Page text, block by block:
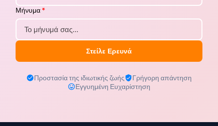
Μήνυμα*
Στείλε Ερευνά
Προστασία της ιδιωτικής ζωής
Γρήγορη απάντηση
Εγγυημένη Ευχαρίστηση